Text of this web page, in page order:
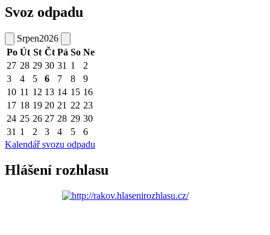
Svoz odpadu
Srpen2026
Po Út St Čt Pá So Ne
27 28 29 30 31 1
2
3
4 5 6 7 8
9
10 11 12 13 14 15 16
17 18 19 20 21 22 23
24 25 26 27 28 29 30
31 1 2 3 4 5
6
Kalendář svozu odpadu
Hlášení rozhlasu